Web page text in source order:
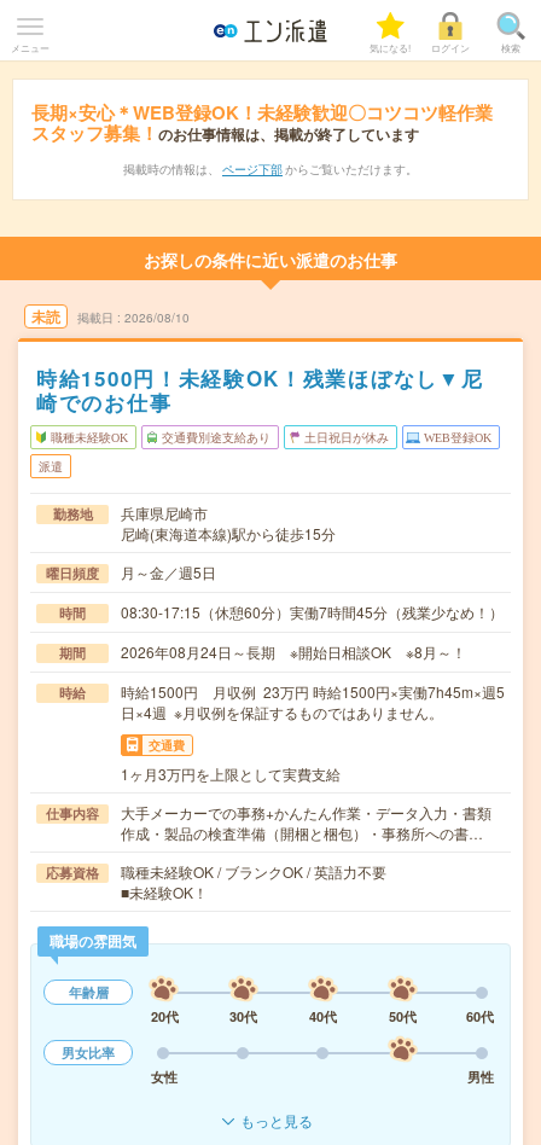
メニュー 気になる! ログイン 検索
長期×安心＊WEB登録OK！未経験歓迎〇コツコツ軽作業
スタッフ募集！ のお仕事情報は、掲載が終了しています
掲載時の情報は、 ページ下部 からご覧いただけます。
お探しの条件に近い派遣のお仕事
未読 掲載日 2026/08/10
時給1500円！未経験OK！残業ほぼなし▼尼
崎でのお仕事
職種未経験OK 交通費別途支給あり 土日祝日が休み WEB登録OK
派遣
勤務地
兵庫県尼崎市
尼崎(東海道本線)駅から徒歩15分
曜日頻度 月～金／週5日
時間 08:30-17:15（休憩60分）実働7時間45分（残業少なめ！）
期間 2026年08月24日～長期 ※開始日相談OK ※8月～！
時給
時給1500円 月収例 23万円 時給1500円×実働7h45m×週5
日×4週 ※月収例を保証するものではありません。
交通費
1ヶ月3万円を上限として実費支給
仕事内容
大手メーカーでの事務+かんたん作業・データ入力・書類
作成・製品の検査準備（開梱と梱包）・事務所への書…
応募資格
職種未経験OK / ブランクOK / 英語力不要
■未経験OK！
職場の雰囲気
年齢層
20代
30代 40代 50代
60代
男女比率
女性
男性
もっと見る